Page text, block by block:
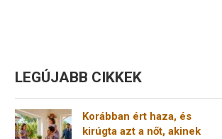
LEGÚJABB CIKKEK
Korábban ért haza, és
kirúgta azt a nőt, akinek